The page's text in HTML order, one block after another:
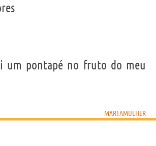
um pontapé no fruto do meu
MARTAMULHER